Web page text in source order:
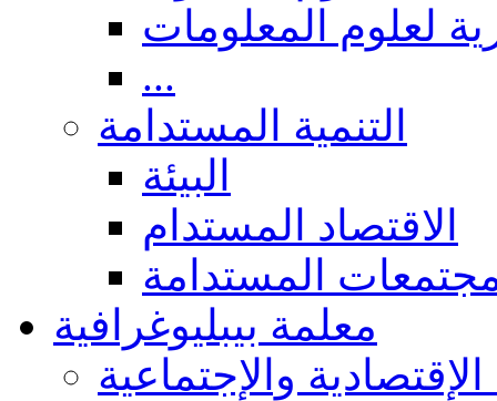
لعلوم المعلومات
...
التنمية المستدامة
البيئة
الاقتصاد المستدام
المستدامة
معلمة بيبليوغرافية
الإقتصادية والإجتماعية